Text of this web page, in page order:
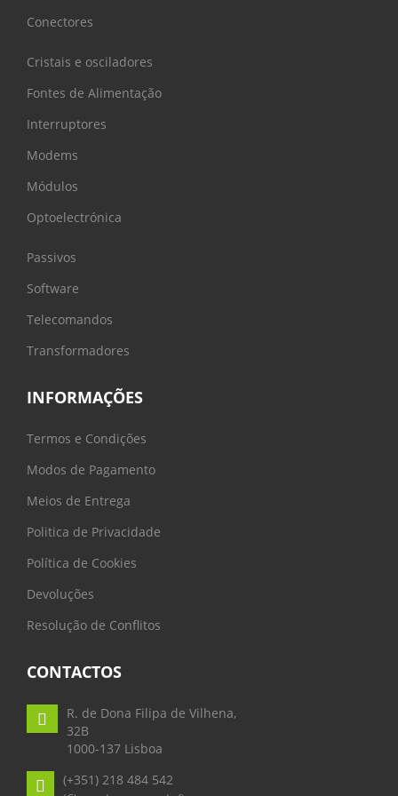
Conectores
Cristais e osciladores
Fontes de Alimentação
Interruptores
Modems
Módulos
Optoelectrónica
Passivos
Software
Telecomandos
Transformadores
INFORMAÇÕES
Termos e Condições
Modos de Pagamento
Meios de Entrega
Politica de Privacidade
Política de Cookies
Devoluções
Resolução de Conflitos
CONTACTOS
R. de Dona Filipa de Vilhena,
32B
1000-137 Lisboa
(+351) 218 484 542